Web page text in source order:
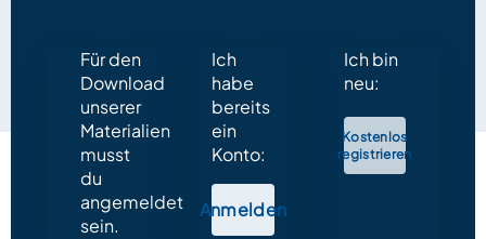
Für den
Download
unserer
Materialien
musst
du
angemeldet
sein.
Ich
habe
bereits
ein
Konto:
Anmelden
Ich bin
neu:
Kostenlos
registrieren